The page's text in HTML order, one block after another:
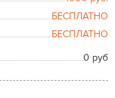
БЕСПЛАТНО
БЕСПЛАТНО
0 руб